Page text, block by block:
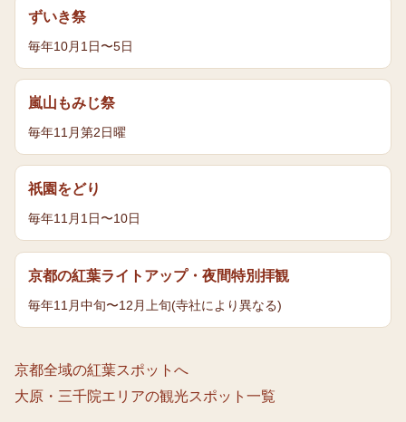
ずいき祭
毎年10月1日〜5日
嵐山もみじ祭
毎年11月第2日曜
祇園をどり
毎年11月1日〜10日
京都の紅葉ライトアップ・夜間特別拝観
毎年11月中旬〜12月上旬(寺社により異なる)
京都全域の紅葉スポットへ
大原・三千院エリアの観光スポット一覧